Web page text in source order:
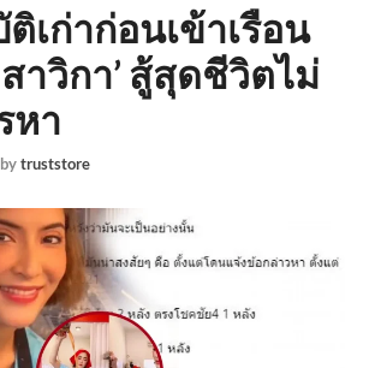
เก่าก่อนเข้าเรือน
สาวิกา’ สู้สุดชีวิตไม่
หา
bytruststore